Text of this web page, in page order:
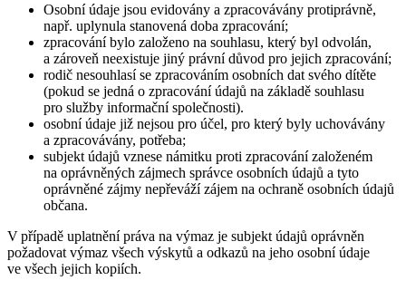
Osobní údaje jsou evidovány a zpracovávány protiprávně,
např. uplynula stanovená doba zpracování;
zpracování bylo založeno na souhlasu, který byl odvolán,
a zároveň neexistuje jiný právní důvod pro jejich zpracování;
rodič nesouhlasí se zpracováním osobních dat svého dítěte
(pokud se jedná o zpracování údajů na základě souhlasu
pro služby informační společnosti).
osobní údaje již nejsou pro účel, pro který byly uchovávány
a zpracovávány, potřeba;
subjekt údajů vznese námitku proti zpracování založeném
na oprávněných zájmech správce osobních údajů a tyto
oprávněné zájmy nepřeváží zájem na ochraně osobních údajů
občana.
V případě uplatnění práva na výmaz je subjekt údajů oprávněn
požadovat výmaz všech výskytů a odkazů na jeho osobní údaje
ve všech jejich kopiích.